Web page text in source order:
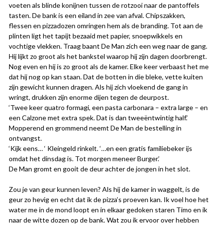
voeten als blinde konijnen tussen de rotzooi naar de pantoffels
tasten. De bank is een eiland in zee van afval. Chipszakken,
flessen en pizzadozen omringen hem als de branding. Tot aan de
plinten ligt het tapijt bezaaid met papier, snoepwikkels en
vochtige vlekken. Traag baant De Man zich een weg naar de gang.
Hij lijkt zo groot als het bankstel waarop hij zijn dagen doorbrengt.
Nog even en hij is zo groot als de kamer. Elke keer verbaast het me
dat hij nog op kan staan. Dat de botten in die bleke, vette kuiten
zijn gewicht kunnen dragen. Als hij zich vloekend de gang in
wringt, drukken zijn enorme dijen tegen de deurpost.
‘Twee keer quatro formagi, een pasta carbonara – extra large – en
een Calzone met extra spek. Dat is dan tweeëntwintig half.’
Mopperend en grommend neemt De Man de bestelling in
ontvangst.
‘Kijk eens… ‘ Kleingeld rinkelt. ‘…en een gratis familiebeker ijs
omdat het dinsdag is. Tot morgen meneer Burger.’
De Man gromt en gooit de deur achter de jongen in het slot.
Zou je van geur kunnen leven? Als hij de kamer in waggelt, is de
geur zo hevig en echt dat ik de pizza’s proeven kan. Ik voel hoe het
water me in de mond loopt en in elkaar gedoken staren Timo en ik
naar de witte dozen op de bank. Wat zou ik ervoor over hebben